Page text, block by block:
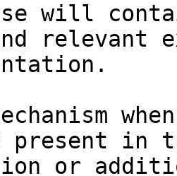
will
relevant
in
or